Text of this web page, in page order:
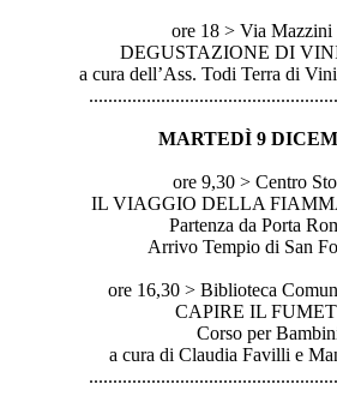
ore 18 > Via Mazzini
DEGUSTAZIONE DI
a cura dell’Ass. Todi Terra di
..............................
MARTEDÌ 9
ore 9,30 > Centro
IL VIAGGIO DELLA
Partenza da Porta
Arrivo Tempio di San
ore 16,30 > Biblioteca
CAPIRE IL
Corso per
a cura di Claudia Favilli e
..............................